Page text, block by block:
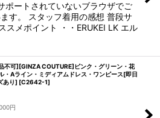
ポートされていないブラウザでご
す。 スタッフ着用の感想 普段サ
スメポイント ・・ERUKEI LK エル
不可][GINZA COUTURE]ピンク・グリーン・花
・Aライン・ミディアムドレス・ワンピース[即日
あり] [C2642-1]
円